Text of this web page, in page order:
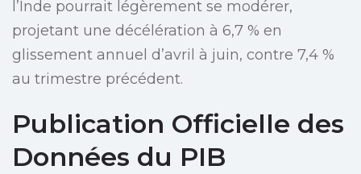
l’Inde pourrait légèrement se modérer,
projetant une décélération à 6,7 % en
glissement annuel d’avril à juin, contre 7,4 %
au trimestre précédent.
Publication Officielle des
Données du PIB